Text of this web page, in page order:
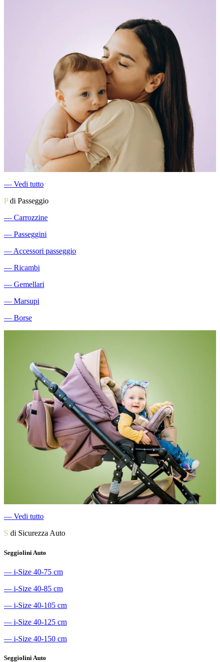
― Vedi tutto
Pdi Passeggio
― Carrozzine
― Passeggini
― Accessori passeggio
― Ricambi
― Gemellari
― Marsupi
― Borse
― Vedi tutto
S di Sicurezza Auto
Seggiolini Auto
― i-Size 40-75 cm
― i-Size 40-85 cm
― i-Size 40-105 cm
― i-Size 40-125 cm
― i-Size 40-150 cm
Seggiolini Auto